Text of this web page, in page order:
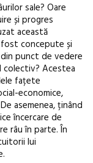
sale? Oare
și progres
această
concepute și
punct de vedere
Acestea
fațete
economice,
asemenea, ținând
încercare de
râu în parte. În
lui